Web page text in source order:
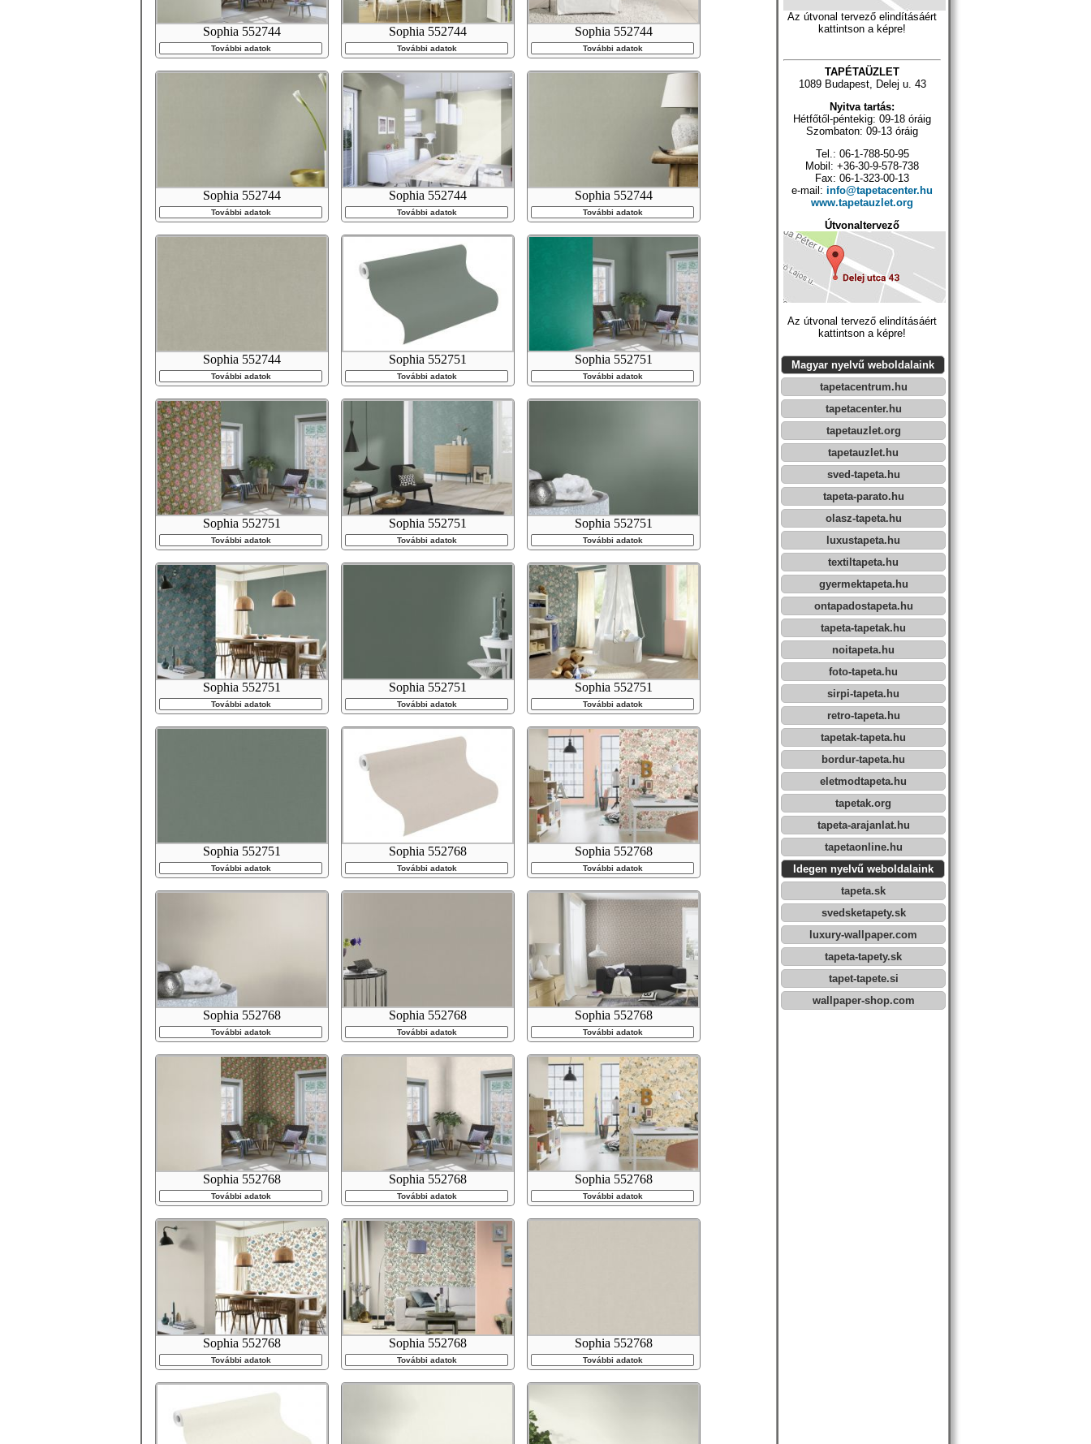
Sophia 552744
További adatok
Sophia 552744
További adatok
Sophia 552744
További adatok
Sophia 552744
További adatok
Sophia 552744
További adatok
Sophia 552744
További adatok
Sophia 552744
További adatok
Sophia 552751
További adatok
Sophia 552751
További adatok
Sophia 552751
További adatok
Sophia 552751
További adatok
Sophia 552751
További adatok
Sophia 552751
További adatok
Sophia 552751
További adatok
Sophia 552751
További adatok
Sophia 552751
További adatok
Sophia 552768
További adatok
Sophia 552768
További adatok
Sophia 552768
További adatok
Sophia 552768
További adatok
Sophia 552768
További adatok
Sophia 552768
További adatok
Sophia 552768
További adatok
Sophia 552768
További adatok
Sophia 552768
További adatok
Sophia 552768
További adatok
Sophia 552768
További adatok
Az útvonal tervező elindításáért
kattintson a képre!
TAPÉTAÜZLET
1089 Budapest, Delej u. 43
Nyitva tartás:
Hétfőtől-péntekig: 09-18 óráig
Szombaton: 09-13 óráig
Tel.: 06-1-788-50-95
Mobil: +36-30-9-578-738
Fax: 06-1-323-00-13
e-mail: info@tapetacenter.hu
www.tapetauzlet.org
Útvonaltervező
Az útvonal tervező elindításáért
kattintson a képre!
Magyar nyelvű weboldalaink
tapetacentrum.hu
tapetacenter.hu
tapetauzlet.org
tapetauzlet.hu
sved-tapeta.hu
tapeta-parato.hu
olasz-tapeta.hu
luxustapeta.hu
textiltapeta.hu
gyermektapeta.hu
ontapadostapeta.hu
tapeta-tapetak.hu
noitapeta.hu
foto-tapeta.hu
sirpi-tapeta.hu
retro-tapeta.hu
tapetak-tapeta.hu
bordur-tapeta.hu
eletmodtapeta.hu
tapetak.org
tapeta-arajanlat.hu
tapetaonline.hu
Idegen nyelvű weboldalaink
tapeta.sk
svedsketapety.sk
luxury-wallpaper.com
tapeta-tapety.sk
tapet-tapete.si
wallpaper-shop.com